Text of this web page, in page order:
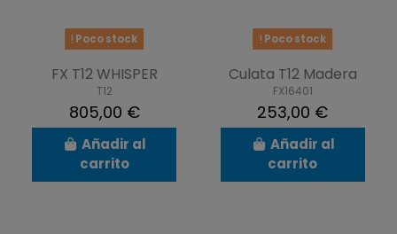
Poco stock
FX T12 WHISPER
T12
805,00 €
Añadir al
carrito
Poco stock
Culata T12 Madera
FX16401
253,00 €
Añadir al
carrito